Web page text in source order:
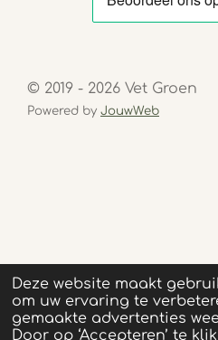
Deze website maakt
om uw ervaring te
gemaakte advertenties
Door op ‘Accepteren’ te
© 2019 - 2026 Vet Groen
Powered by JouwWeb